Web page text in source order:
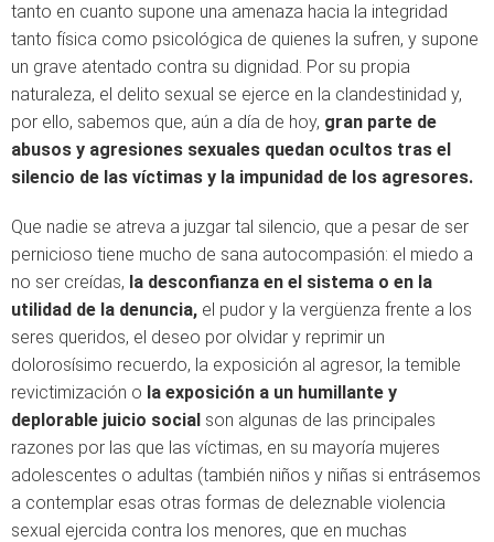
tanto en cuanto supone una amenaza hacia la integridad
tanto física como psicológica de quienes la sufren, y supone
un grave atentado contra su dignidad. Por su propia
naturaleza, el delito sexual se ejerce en la clandestinidad y,
por ello, sabemos que, aún a día de hoy, gran parte de
abusos y agresiones sexuales quedan ocultos tras el
silencio de las víctimas y la impunidad de los agresores.
Que nadie se atreva a juzgar tal silencio, que a pesar de ser
pernicioso tiene mucho de sana autocompasión: el miedo a
no ser creídas, la desconfianza en el sistema o en la
utilidad de la denuncia, el pudor y la vergüenza frente a los
seres queridos, el deseo por olvidar y reprimir un
dolorosísimo recuerdo, la exposición al agresor, la temible
revictimización o la exposición a un humillante y
deplorable juicio social son algunas de las principales
razones por las que las víctimas, en su mayoría mujeres
adolescentes o adultas (también niños y niñas si entrásemos
a contemplar esas otras formas de deleznable violencia
sexual ejercida contra los menores, que en muchas